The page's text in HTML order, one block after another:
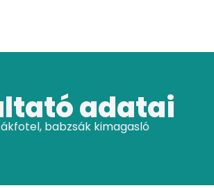
adatai
babzsák kimagasló